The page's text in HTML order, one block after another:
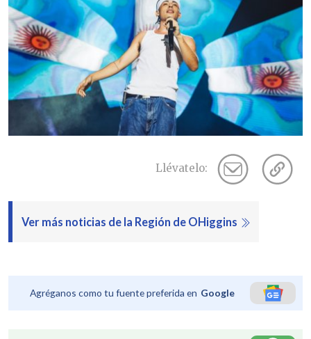
Llévatelo:
Ver más noticias de la Región de OHiggins
Agréganos como tu fuente preferida en Google